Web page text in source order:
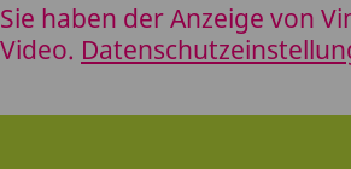
Sie haben der Anzeige von
Video.